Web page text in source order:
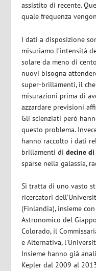
assistito di recente.
quale frequenza
I dati a disposizione
misuriamo l’intensità
solare da meno di
nuovi bisogna
super-brillamenti, il
misurazioni prima di
azzardare previsioni
Gli scienziati però
questo problema.
hanno raccolto i dati
brillamenti didecine
sparse nella galassia,
Si tratta di uno vasto
ricercatori
(Finlandia), insieme
Astronomico del
Colorado, il
e Alternativa,
Insieme hanno già
Kepler dal 2009 al